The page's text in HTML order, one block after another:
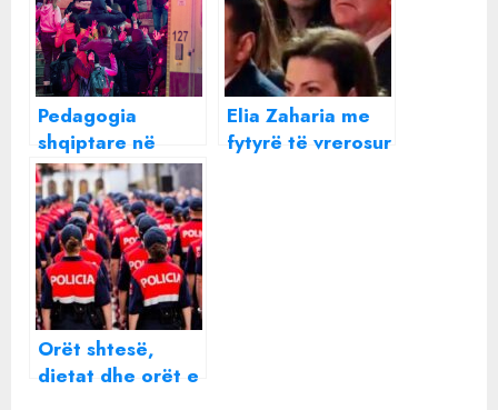
Pedagogia
shqiptare në
Universitetin e
Pragës tregon
orët e tmerrit:
Njerëzit nisën të
vraponin, u
fsheha nën
tavolinë…
Elia Zaharia me
fytyrë të vrerosur
Orët shtesë,
dietat dhe orët e